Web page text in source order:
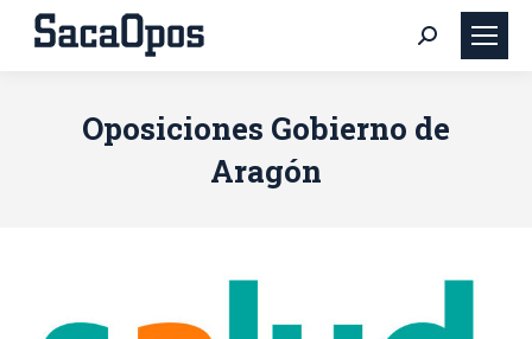
Buscar:
Oposiciones Gobierno de
Aragón